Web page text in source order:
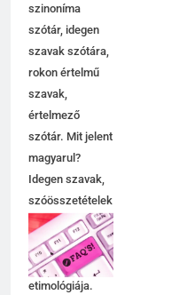
szinoníma
szótár, idegen
szavak szótára,
rokon értelmű
szavak,
értelmező
szótár. Mit jelent
magyarul?
Idegen szavak,
szóösszetételek
jelentése,
magyarázata,
használata,
etimológiája.